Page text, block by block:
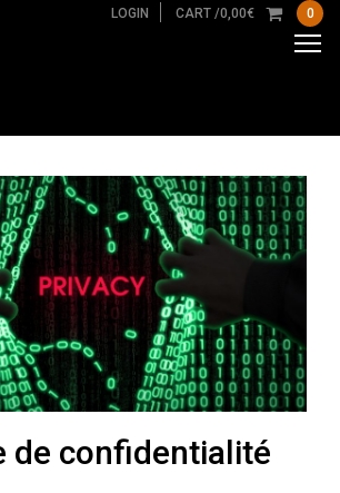
LOGIN CART /0,00€ 0
de confidentialité